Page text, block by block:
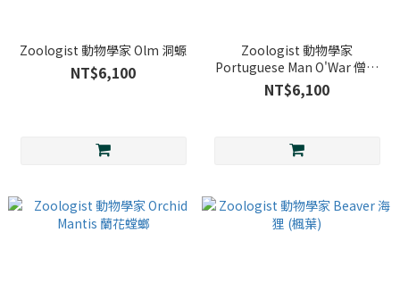
Zoologist 動物學家 Olm 洞螈
NT$6,100
Zoologist 動物學家
Portuguese Man O'War 僧帽
水母
NT$6,100